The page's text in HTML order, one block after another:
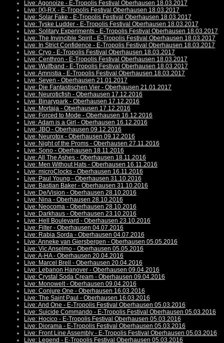
Live: Agonoize - E-Tropolis Festival Oberhausen 18.03.2017
Live: [X]-RX - E-Tropolis Festival Oberhausen 18.03.2017
Live: Solar Fake - E-Tropolis Festival Oberhausen 18.03.2017
Live: Tyske Ludder - E-Tropolis Festival Oberhausen 18.03.2017
Live: Solitary Experiments - E-Tropolis Festival Oberhausen 18.03.2017
Live: The Invincible Spirit - E-Tropolis Festival Oberhausen 18.03.2017
Live: In Strict Confidence - E-Tropolis Festival Oberhausen 18.03.2017
Live: Cryo - E-Tropolis Festival Oberhausen 18.03.2017
Live: Centhron - E-Tropolis Festival Oberhausen 18.03.2017
Live: Wulfband - E-Tropolis Festival Oberhausen 18.03.2017
Live: Amnistia - E-Tropolis Festival Oberhausen 18.03.2017
Live: Seven - Oberhausen 21.01.2017
Live: Die Fantastischen Vier - Oberhausen 21.01.2017
Live: Neuroticfish - Oberhausen 17.12.2016
Live: Binarypark - Oberhausen 17.12.2016
Live: Mortaja - Oberhausen 17.12.2016
Live: Forced to Mode - Oberhausen 16.12.2016
Live: Adam is a Girl - Oberhausen 16.12.2016
Live: JBO - Oberhausen 09.12.2016
Live: Neurotox - Oberhausen 09.12.2016
Live: Night of the Proms - Oberhausen 27.11.2016
Live: Sono - Oberhausen 18.11.2016
Live: All The Ashes - Oberhausen 18.11.2016
Live: Men Without Hats - Oberhausen 16.11.2016
Live: microClocks - Oberhausen 16.11.2016
Live: Paul Young - Oberhausen 31.10.2016
Live: Bastian Baker - Oberhausen 31.10.2016
Live: De/Vision - Oberhausen 28.10.2016
Live: Nina - Oberhausen 28.10.2016
Live: Neocoma - Oberhausen 28.10.2016
Live: Darkhaus - Oberhausen 23.10.2016
Live: Hell Boulevard - Oberhausen 23.10.2016
Live: Filter - Oberhausen 04.07.2016
Live: Rabia Sorda - Oberhausen 04.07.2016
Live: Anneke van Giersbergen - Oberhausen 05.05.2016
Live: Vic Anselmo - Oberhausen 05.05.2016
Live: A-HA - Oberhausen 20.04.2016
Live: Marcel Brell - Oberhausen 20.04.2016
Live: Lebanon Hanover - Oberhausen 09.04.2016
Live: Crystal Soda Cream - Oberhausen 09.04.2016
Live: Monowelt - Oberhausen 09.04.2016
Live: Conjure One - Oberhausen 16.03.2016
Live: The Saint Paul - Oberhausen 16.03.2016
Live: And One - E-Tropolis Festival Oberhausen 05.03.2016
Live: Suicide Commando - E-Tropolis Festival Oberhausen 05.03.2016
Live: Hocico - E-Tropolis Festival Oberhausen 05.03.2016
Live: Diorama - E-Tropolis Festival Oberhausen 05.03.2016
Live: Front Line Assembly - E-Tropolis Festival Oberhausen 05.03.2016
Live: Legend - E-Tropolis Festival Oberhausen 05.03.2016